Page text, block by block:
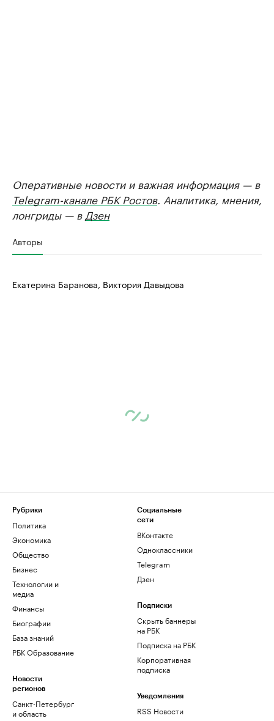
Оперативные новости и важная информация — в
Telegram-канале РБК Ростов. Аналитика, мнения,
лонгриды — в Дзен
Авторы
Екатерина Баранова, Виктория Давыдова
Рубрики
Политика
Экономика
Общество
Бизнес
Технологии и
медиа
Финансы
Биографии
База знаний
РБК Образование
Новости
регионов
Санкт-Петербург
и область
Социальные
сети
ВКонтакте
Одноклассники
Telegram
Дзен
Подписки
Скрыть баннеры
на РБК
Подписка на РБК
Корпоративная
подписка
Уведомления
RSS Новости